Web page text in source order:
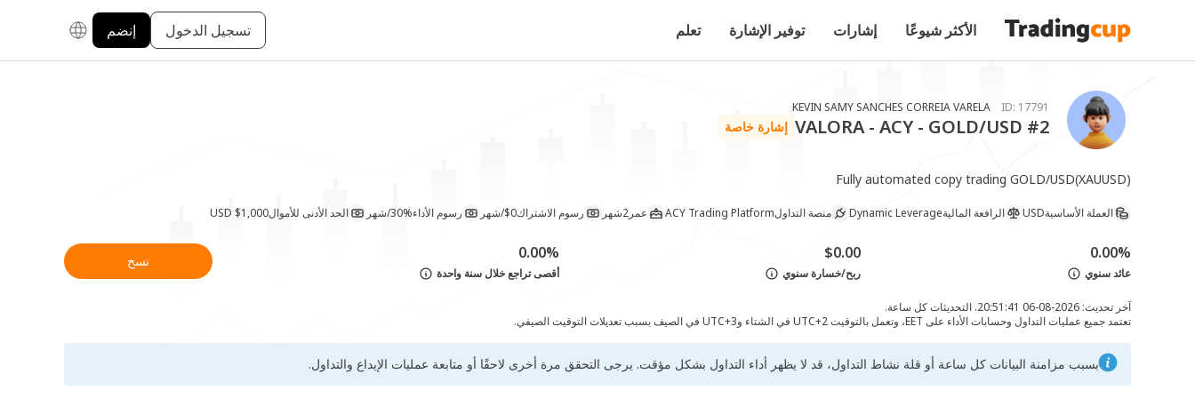
الأكثر شيوعًا إشارات توفير الإشارة تعلم تسجيل الدخول إنضم
KEVIN SAMY SANCHES CORREIA VARELA ID: 17791
VALORA - ACY - GOLD/USD #2 إشارة خاصة
Fully automated copy trading GOLD/USD(XAUUSD)
العملة الأساسيةUSD الرافعة الماليةDynamic Leverage منصة التداولACY Trading Platform عمر2شهر رسوم الاشتراك$0/شهر رسوم الأداء30%/شهر الحد الأدنى للأموال$1,000 USD
0.00%
عائد سنوي
$0.00
ربح/خسارة سنوي
0.00%
أقصى تراجع خلال سنة واحدة
نسخ
آخر تحديث: 2026-08-06 20:51:41. التحديثات كل ساعة.
تعتمد جميع عمليات التداول وحسابات الأداء على EET، وتعمل بالتوقيت UTC+2 في الشتاء وUTC+3 في الصيف بسبب تعديلات التوقيت الصيفي.
بسبب مزامنة البيانات كل ساعة أو قلة نشاط التداول، قد لا يظهر أداء التداول بشكل مؤقت. يرجى التحقق مرة أخرى لاحقًا أو متابعة عمليات الإيداع والتداول.